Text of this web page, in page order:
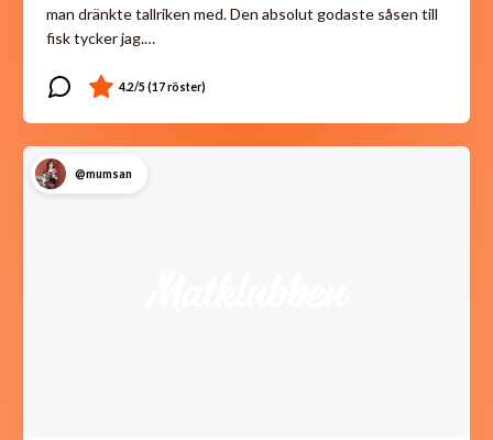
man dränkte tallriken med. Den absolut godaste såsen till
fisk tycker jag.…
@mumsan